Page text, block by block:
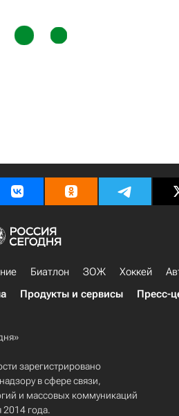
Биатлон ЗОЖ Хоккей
Продукты и сервисы Пресс-
зарегистрировано
в сфере связи,
и массовых коммуникаций
года.